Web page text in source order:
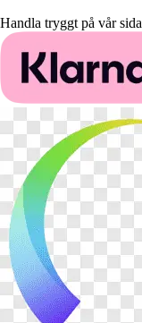
Handla tryggt på vår sida